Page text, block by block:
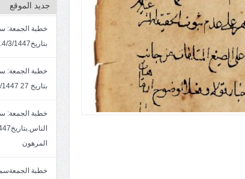
جديد الموقع
بتاريخ4/3/1447. سماحة الشيخ مصطفى المرهون
بتاريخ 27 2/1447. سماحة الشيخ مصطفى المرهون
المرهون